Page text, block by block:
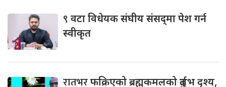
९ वटा विधेयक संघीय संसद्‌मा पेश गर्न
स्वीकृत
रातभरफक्रिएको ब्रह्मकमलको दुर्लभ दृश्य,